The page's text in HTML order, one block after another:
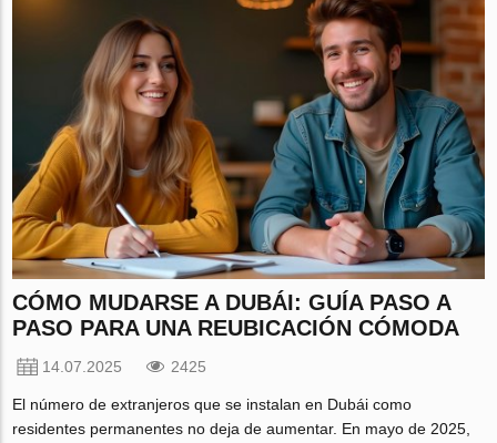
CÓMO MUDARSE A DUBÁI: GUÍA PASO A
PASO PARA UNA REUBICACIÓN CÓMODA
14.07.2025 2425
El número de extranjeros que se instalan en Dubái como
residentes permanentes no deja de aumentar. En mayo de 2025,